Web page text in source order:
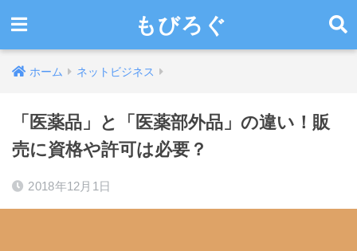
もびろぐ
ホーム ネットビジネス
「医薬品」と「医薬部外品」の違い！販
売に資格や許可は必要？
2018年12月1日